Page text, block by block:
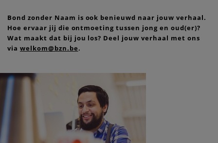
Bond zonder Naam is ook benieuwd naar jouw verhaal.
Hoe ervaar jij die ontmoeting tussen jong en oud(er)?
Wat maakt dat bij jou los? Deel jouw verhaal met ons
via welkom@bzn.be.